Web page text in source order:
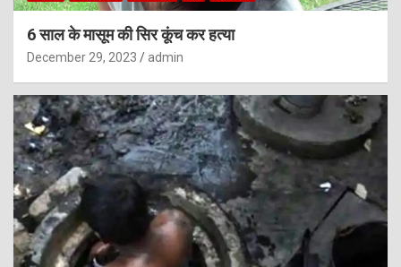
6 साल के मासूम की सिर कूंच कर हत्या
December 29, 2023 admin